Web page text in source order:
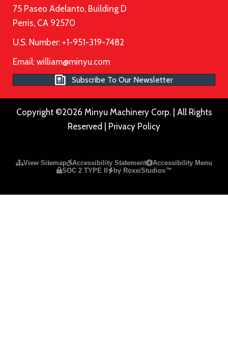
75 Paseo Adelanto, Building D
Perris, CA 92570
U.S. Number: +1-951-319-7482
Email: william@minyu.com
Subscribe To Our Newsletter
Copyright ©2026 Minyu Machinery Corp. | All Rights
Reserved | Privacy Policy
View Sitemap Accessibility Statement
Accessibility Menu
SOC 2 TYPE II
by RoxxiStudios™